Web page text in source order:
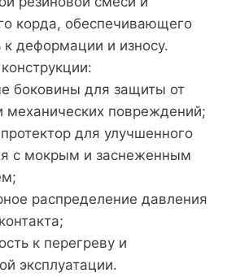
корда, обеспечивающего
к деформации и износу.
боковины для защиты от
механических повреждений;
для улучшенного
с мокрым и заснеженным
распределение давления
к перегреву и
эксплуатации.